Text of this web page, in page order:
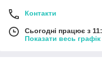
Контакти
Сьогодні працює з
Показати весь